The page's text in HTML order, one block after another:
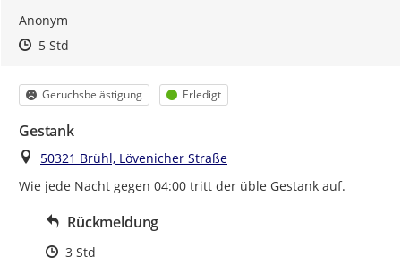
Anonym
Zeitpunkt des Erstellens
Zeitpunkt des Erstellens
5 StdZur Äußerung
Kategorie
Geruchsbelästigung Status
Erledigt
Gestank
Ort
50321 Brühl, Lövenicher Straße
Wie jede Nacht gegen 04:00 tritt der üble Gestank auf.
Rückmeldung
Zeitpunkt des Erstellens
3 Std